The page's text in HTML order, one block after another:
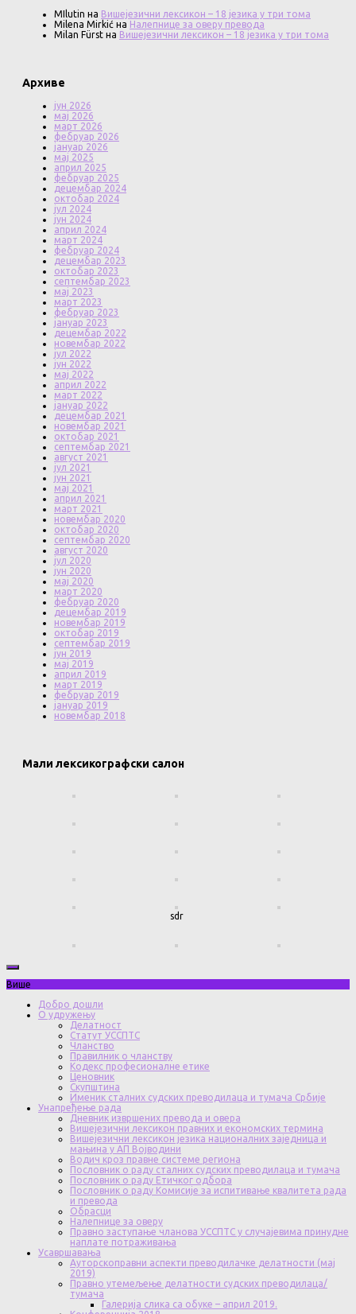
MIlutin на Вишејезични лексикон – 18 језика у три тома
Milena Mirkić на Налепнице за оверу превода
Milan Fürst на Вишејезични лексикон – 18 језика у три тома
Архиве
јун 2026
мај 2026
март 2026
фебруар 2026
јануар 2026
мај 2025
април 2025
фебруар 2025
децембар 2024
октобар 2024
јул 2024
јун 2024
април 2024
март 2024
фебруар 2024
децембар 2023
октобар 2023
септембар 2023
мај 2023
март 2023
фебруар 2023
јануар 2023
децембар 2022
новембар 2022
јул 2022
јун 2022
мај 2022
април 2022
март 2022
јануар 2022
децембар 2021
новембар 2021
октобар 2021
септембар 2021
август 2021
јул 2021
јун 2021
мај 2021
април 2021
март 2021
новембар 2020
октобар 2020
септембар 2020
август 2020
јул 2020
јун 2020
мај 2020
март 2020
фебруар 2020
децембар 2019
новембар 2019
октобар 2019
септембар 2019
јун 2019
мај 2019
април 2019
март 2019
фебруар 2019
јануар 2019
новембар 2018
Мали лексикографски салон
sdr
Више
Добро дошли
О удружењу
Делатност
Статут УССПТС
Чланство
Правилник о чланству
Кодекс професионалне етике
Ценовник
Скупштина
Именик сталних судских преводилаца и тумача Србије
Унапређење рада
Дневник извршених превода и овера
Вишејезични лексикон правних и економских термина
Вишејезични лексикон језика националних заједница и
мањина у АП Војводини
Водич кроз правне системе региона
Пословник о раду сталних судских преводилаца и тумача
Пословник о раду Етичког одбора
Пословник о раду Комисије за испитивање квалитета рада
и превода
Обрасци
Налепнице за оверу
Правно заступање чланова УССПТС у случајевима принудне
наплате потраживања
Усавршавања
Ауторскоправни аспекти преводилачке делатности (мај
2019)
Правно утемељење делатности судских преводилаца/
тумача
Галерија слика са обуке – април 2019.